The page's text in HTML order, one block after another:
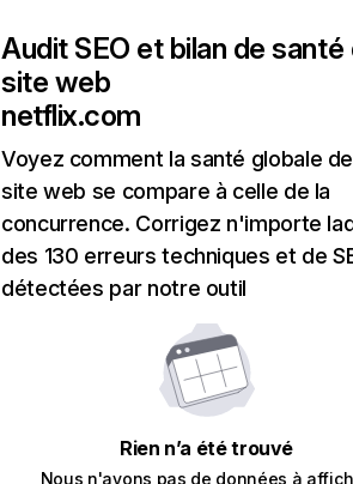
Audit SEO et bilan de santé
site web
netflix.com
Voyez comment la santé globale
site web se compare à celle de la
concurrence. Corrigez n'importe
des 130 erreurs techniques et de
détectées par notre outil
Rien n’a été trouvé
Nous n'avons pas de données à